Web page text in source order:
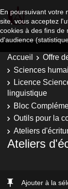
En poursuivant votre
site, vous acceptez
cookies à des fins de
d'audience
Accueil Offre
Sciences
Licence
linguistique
Bloc
Outils pour la
Ateliers
Ateliers
Ajouter à la